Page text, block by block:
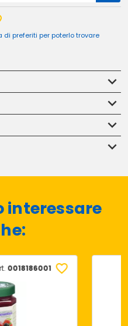
preferiti per poterlo trovare
interessare
0018186001